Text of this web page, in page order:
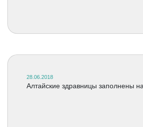
28.06.2018
Алтайские здравницы заполнены